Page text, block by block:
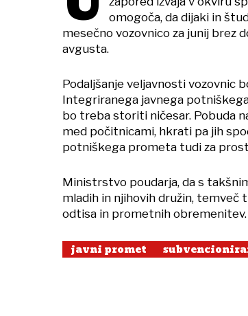
omogoča, da dijaki in
mesečno vozovnico za junij brez
avgusta.
Podaljšanje veljavnosti vozovnic
Integriranega javnega
bo treba storiti ničesar. Pobuda
med počitnicami, hkrati pa jih
potniškega prometa tudi za
Ministrstvo poudarja, da s
mladih in njihovih družin, temveč
odtisa in prometnih obremenitev.
javni promet